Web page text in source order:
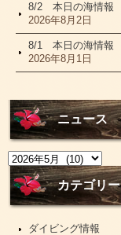
8/2 本日の海情報
2026年8月2日
8/1 本日の海情報
2026年8月1日
ニュース
ニ
ュ
ー
カテゴリー
ダイビング情報